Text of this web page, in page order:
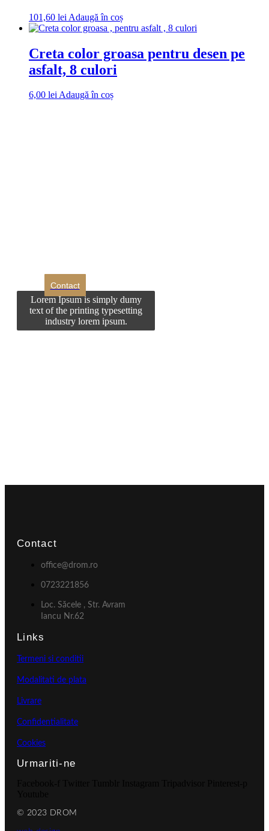
101,60 lei Adaugă în coș
Creta color groasa pentru desen pe
asfalt, 8 culori
6,00 leiAdaugă în coș
Contact
Lorem Ipsum is simply dumy
text of the printing typesetting
industry lorem ipsum.
Contact
office@drom.ro
0723221856
Loc. Săcele , Str. Avram
Iancu Nr.62
Links
Termeni si conditii
Modalitati de plata
Livrare
Confidentialitate
Cookies
Urmariti-ne
© 2023 DROM